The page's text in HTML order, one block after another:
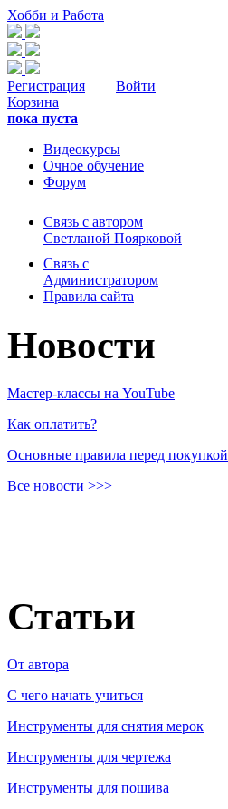
Хобби и Работа
Регистрация
Войти
Корзина
пока пуста
Видеокурсы
Очное обучение
Форум
Связь с автором
Светланой Поярковой
Связь с
Администратором
Правила сайта
Новости
Мастер-классы на YouTube
Как оплатить?
Основные правила перед покупкой
Все новости >>>
Статьи
От автора
C чего начать учиться
Инструменты для снятия мерок
Инструменты для чертежа
Инструменты для пошива